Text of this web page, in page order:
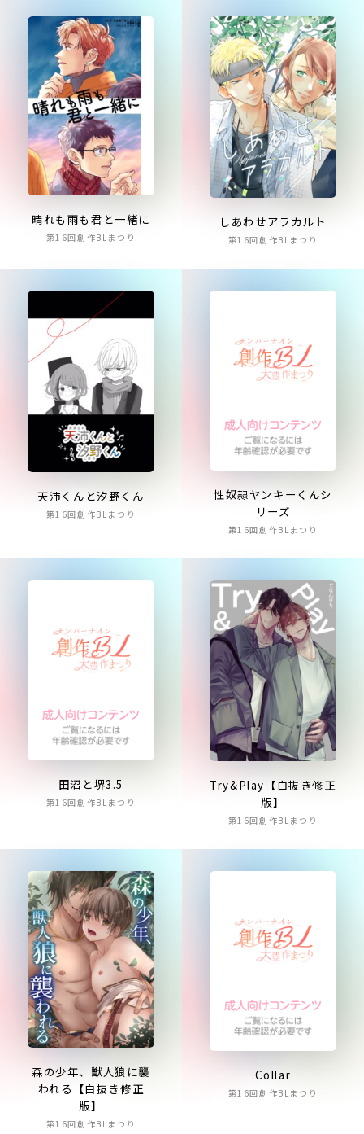
晴れも雨も君と一緒に
第16回創作BLまつり
しあわせアラカルト
第16回創作BLまつり
天沛くんと汐野くん
第16回創作BLまつり
性奴隷ヤンキーくんシ
リーズ
第16回創作BLまつり
田沼と堺3.5
第16回創作BLまつり
Try&Play【白抜き修正
版】
第16回創作BLまつり
森の少年、獣人狼に襲
われる【白抜き修正
版】
第16回創作BLまつり
Collar
第16回創作BLまつり